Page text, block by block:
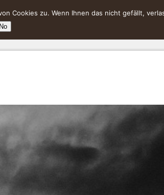
Cookies zu. Wenn Ihnen das nicht gefällt,
No